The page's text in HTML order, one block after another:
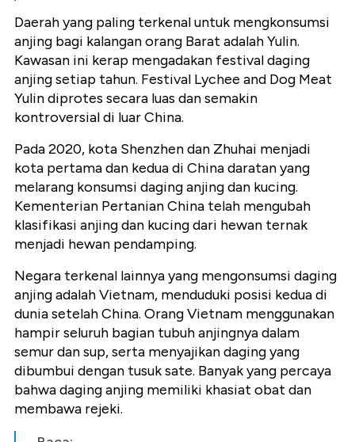
Daerah yang paling terkenal untuk mengkonsumsi
anjing bagi kalangan orang Barat adalah Yulin.
Kawasan ini kerap mengadakan festival daging
anjing setiap tahun. Festival Lychee and Dog Meat
Yulin diprotes secara luas dan semakin
kontroversial di luar China.
Pada 2020, kota Shenzhen dan Zhuhai menjadi
kota pertama dan kedua di China daratan yang
melarang konsumsi daging anjing dan kucing.
Kementerian Pertanian China telah mengubah
klasifikasi anjing dan kucing dari hewan ternak
menjadi hewan pendamping.
Negara terkenal lainnya yang mengonsumsi daging
anjing adalah Vietnam, menduduki posisi kedua di
dunia setelah China. Orang Vietnam menggunakan
hampir seluruh bagian tubuh anjingnya dalam
semur dan sup, serta menyajikan daging yang
dibumbui dengan tusuk sate. Banyak yang percaya
bahwa daging anjing memiliki khasiat obat dan
membawa rejeki.